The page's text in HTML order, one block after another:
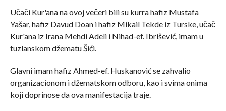
Učači Kur'ana na ovoj večeri bili su kurra hafiz Mustafa
Yašar, hafiz Davud Doan i hafiz Mikail Tekde iz Turske, učač
Kur'ana iz Irana Mehdi Adeli i Nihad-ef. Ibrišević, imam u
tuzlanskom džematu Šići.
Glavni imam hafiz Ahmed-ef. Huskanović se zahvalio
organizacionom i džematskom odboru, kao i svima onima
koji doprinose da ova manifestacija traje.